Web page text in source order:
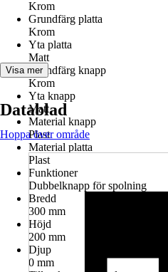
Krom
Grundfärg platta
Krom
Yta platta
Matt
Grundfärg knapp
Krom
Yta knapp
Matt
Material knapp
Plast
Material platta
Plast
Funktioner
Dubbelknapp för spolning
Bredd
300 mm
Höjd
200 mm
Djup
0 mm
Visa mer
Datablad
Hoppa över område